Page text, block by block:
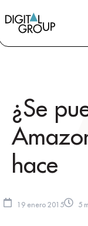
¿Se
hace
19 enero 2015 5